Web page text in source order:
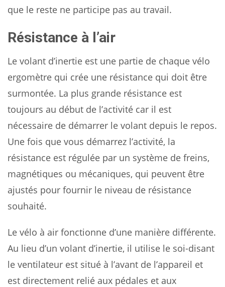
que le reste ne participe pas au travail.
Résistance à l’air
Le volant d’inertie est une partie de chaque vélo
ergomètre qui crée une résistance qui doit être
surmontée. La plus grande résistance est
toujours au début de l’activité car il est
nécessaire de démarrer le volant depuis le repos.
Une fois que vous démarrez l’activité, la
résistance est régulée par un système de freins,
magnétiques ou mécaniques, qui peuvent être
ajustés pour fournir le niveau de résistance
souhaité.
Le vélo à air fonctionne d’une manière différente.
Au lieu d’un volant d’inertie, il utilise le soi-disant
le ventilateur est situé à l’avant de l’appareil et
est directement relié aux pédales et aux